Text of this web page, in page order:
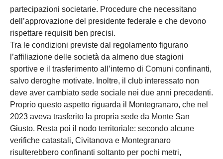
partecipazioni societarie. Procedure che necessitano
dell’approvazione del presidente federale e che devono
rispettare requisiti ben precisi.
Tra le condizioni previste dal regolamento figurano
l’affiliazione delle società da almeno due stagioni
sportive e il trasferimento all’interno di Comuni confinanti,
salvo deroghe motivate. Inoltre, il club interessato non
deve aver cambiato sede sociale nei due anni precedenti.
Proprio questo aspetto riguarda il Montegranaro, che nel
2023 aveva trasferito la propria sede da Monte San
Giusto. Resta poi il nodo territoriale: secondo alcune
verifiche catastali, Civitanova e Montegranaro
risulterebbero confinanti soltanto per pochi metri,